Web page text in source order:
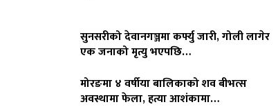
सुनसरीको देवानगञ्जमा कर्फ्यु जारी, गोली लागेर
एक जनाको मृत्यु भएपछि…
मोरङमा ४ वर्षीया बालिकाको शव बीभत्स
अवस्थामा फेला, हत्या आशंकामा…